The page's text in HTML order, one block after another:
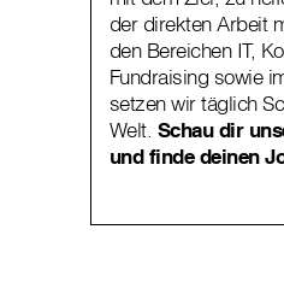
der direkten Arbeit
den Bereichen IT,
Fundraising sowie
setzen wir täglich
Welt. Schau dir
und finde deinen